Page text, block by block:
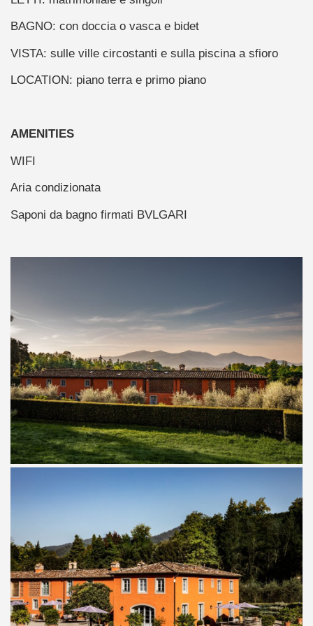
BAGNO: con doccia o vasca e bidet
VISTA: sulle ville circostanti e sulla piscina a sfioro
LOCATION: piano terra e primo piano
AMENITIES
WIFI
Aria condizionata
Saponi da bagno firmati BVLGARI